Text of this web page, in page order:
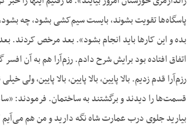
پاسگاه‌ها تقویت بشوند، بایست سیم‌کشی بشود، چه
اتفاق افتاده بود برایش شرح دادم. رزم‌آرا هم به آن
رزم‌آرا قدم زدیم. بالا پایین، بالا پایین، بالا